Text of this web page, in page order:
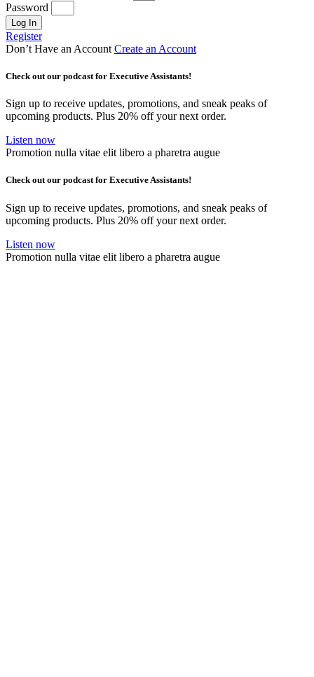
Password
Log In
Register
Don’t Have an Account Create an Account
Check out our podcast for Executive Assistants!
Sign up to receive updates, promotions, and sneak peaks of
upcoming products. Plus 20% off your next order.
Listen now
Promotion nulla vitae elit libero a pharetra augue
Check out our podcast for Executive Assistants!
Sign up to receive updates, promotions, and sneak peaks of
upcoming products. Plus 20% off your next order.
Listen now
Promotion nulla vitae elit libero a pharetra augue